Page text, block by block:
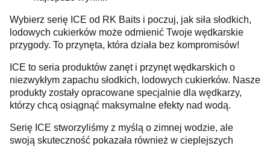
Wybierz serię ICE od RK Baits i poczuj, jak siła słodkich,
lodowych cukierków może odmienić Twoje wędkarskie
przygody. To przynęta, która działa bez kompromisów!
ICE to seria produktów zanęt i przynęt wędkarskich o
niezwykłym zapachu słodkich, lodowych cukierków. Nasze
produkty zostały opracowane specjalnie dla wędkarzy,
którzy chcą osiągnąć maksymalne efekty nad wodą.
Serię ICE stworzyliśmy z myślą o zimnej wodzie, ale
swoją skuteczność pokazała również w cieplejszych